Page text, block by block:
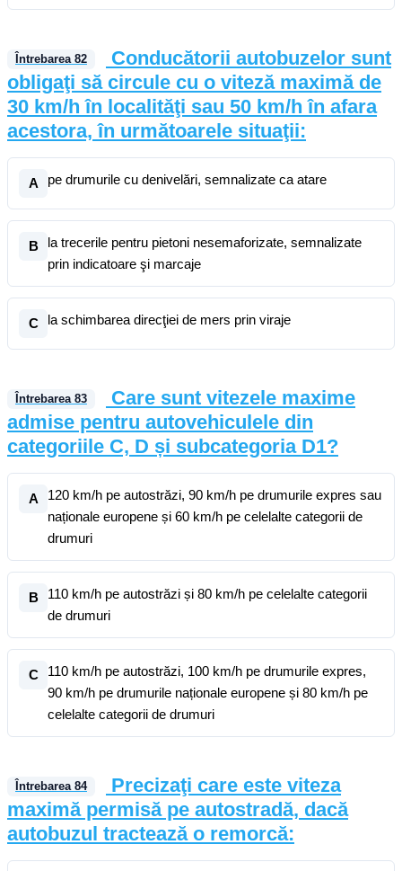
Întrebarea 82
Conducătorii autobuzelor sunt
obligaţi să circule cu o viteză maximă de
30 km/h în localităţi sau 50 km/h în afara
acestora, în următoarele situaţii:
A pe drumurile cu denivelări, semnalizate ca atare
B
la trecerile pentru pietoni nesemaforizate, semnalizate
prin indicatoare şi marcaje
C la schimbarea direcţiei de mers prin viraje
Întrebarea 83
Care sunt vitezele maxime
admise pentru autovehiculele din
categoriile C, D și subcategoria D1?
A
120 km/h pe autostrăzi, 90 km/h pe drumurile expres sau
naționale europene și 60 km/h pe celelalte categorii de
drumuri
B
110 km/h pe autostrăzi și 80 km/h pe celelalte categorii
de drumuri
C
110 km/h pe autostrăzi, 100 km/h pe drumurile expres,
90 km/h pe drumurile naționale europene și 80 km/h pe
celelalte categorii de drumuri
Întrebarea 84
Precizaţi care este viteza
maximă permisă pe autostradă, dacă
autobuzul tractează o remorcă: